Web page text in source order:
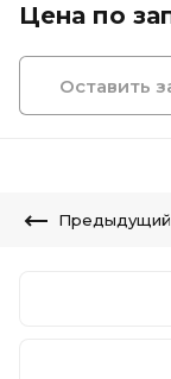
Цена по
Оставить
Предыдущий